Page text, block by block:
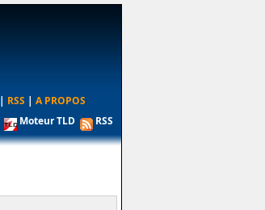
| RSS | A PROPOS
Moteur TLD RSS